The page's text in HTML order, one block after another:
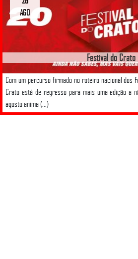
Festival do Crato
Com um percurso firmado no roteiro nacional dos
Crato está de regresso para mais uma edição a
agosto anima (...)
AGO